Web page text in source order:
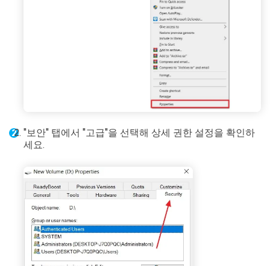
"보안" 탭에서 "고급"을 선택해 상세 권한 설정을 확인하
세요.